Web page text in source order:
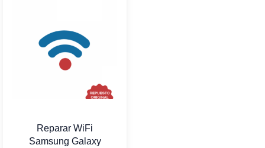
Reparar WiFi
Samsung Galaxy